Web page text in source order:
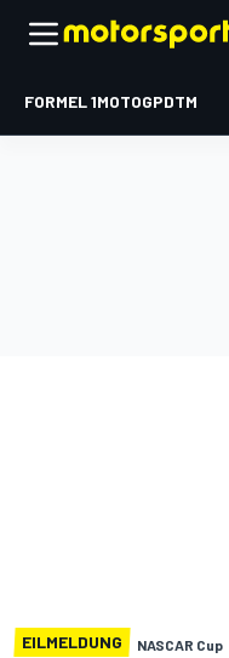
FORMEL 1MOTOGPDTM
EILMELDUNG NASCAR Cup